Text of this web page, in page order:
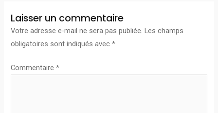
Laisser un commentaire
Votre adresse e-mail ne sera pas publiée. Les champs
obligatoires sont indiqués avec*
Commentaire*